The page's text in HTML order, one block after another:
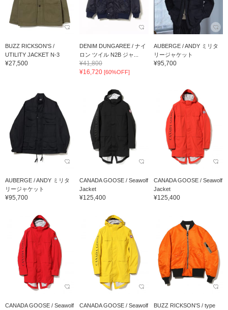
BUZZ RICKSON'S /
UTILITY JACKET N-3
¥27,500
DENIM DUNGAREE / ナイ
ロン ツイル N2B ジャ...
¥41,800
¥16,720 [60%OFF]
AUBERGE / ANDY ミリタ
リージャケット
¥95,700
AUBERGE / ANDY ミリタ
リージャケット
¥95,700
CANADA GOOSE / Seawolf
Jacket
¥125,400
CANADA GOOSE / Seawolf
Jacket
¥125,400
CANADA GOOSE / Seawolf
CANADA GOOSE / Seawolf
BUZZ RICKSON'S / type